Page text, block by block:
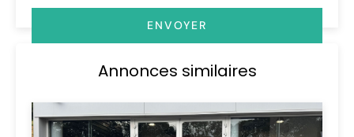
ENVOYER
Annonces similaires